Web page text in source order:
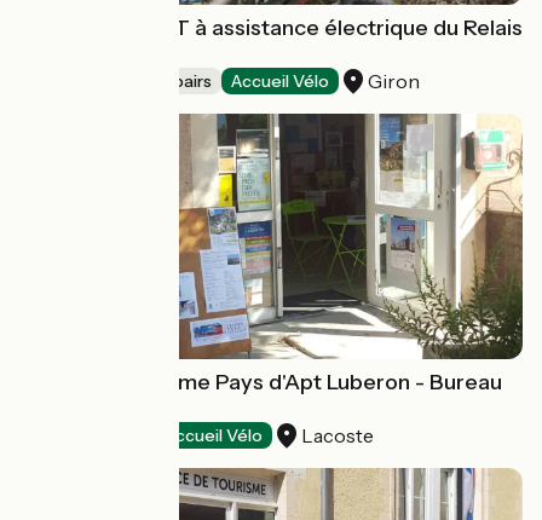
Location de VTT à assistance électrique du Relais
Bicycle rentals/ repairs Accueil Vélo Giron
Office de tourisme Pays d'Apt Luberon - Bureau
Accueil Vélo Lacoste